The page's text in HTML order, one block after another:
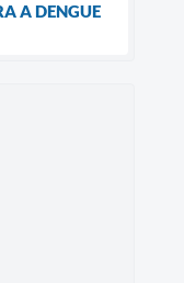
A DENGUE